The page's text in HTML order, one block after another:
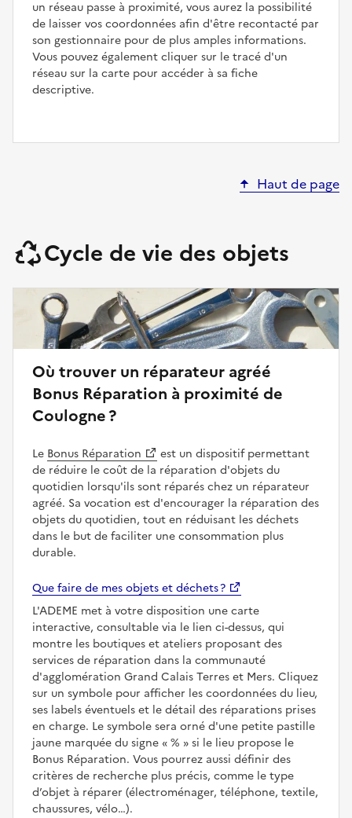
un réseau passe à proximité, vous aurez la possibilité
de laisser vos coordonnées afin d'être recontacté par
son gestionnaire pour de plus amples informations.
Vous pouvez également cliquer sur le tracé d'un
réseau sur la carte pour accéder à sa fiche
descriptive.
Haut de page
Cycle de vie des objets
Où trouver un réparateur agréé
Bonus Réparation à proximité de
Coulogne ?
Le Bonus Réparation
est un dispositif permettant
de réduire le coût de la réparation d'objets du
quotidien lorsqu'ils sont réparés chez un réparateur
agréé. Sa vocation est d'encourager la réparation des
objets du quotidien, tout en réduisant les déchets
dans le but de faciliter une consommation plus
durable.
Que faire de mes objets et déchets ?
L'ADEME met à votre disposition une carte
interactive, consultable via le lien ci-dessus, qui
montre les boutiques et ateliers proposant des
services de réparation dans la communauté
d'agglomération Grand Calais Terres et Mers. Cliquez
sur un symbole pour afficher les coordonnées du lieu,
ses labels éventuels et le détail des réparations prises
en charge. Le symbole sera orné d'une petite pastille
jaune marquée du signe
%
si le lieu propose le
Bonus Réparation. Vous pourrez aussi définir des
critères de recherche plus précis, comme le type
d’objet à réparer (électroménager, téléphone, textile,
chaussures, vélo…).